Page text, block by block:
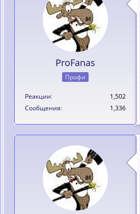
ProFanas
Профи
Реакции
1,502
Сообщения
1,336